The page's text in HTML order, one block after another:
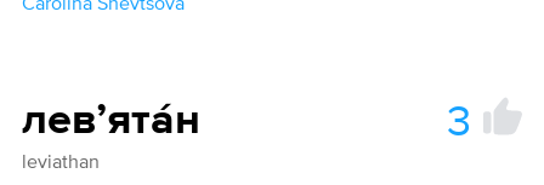
левʼята́н 3
leviathan